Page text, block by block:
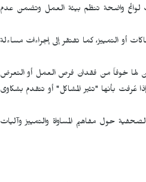
لوائح واضحة تنظم بيئة العمل وتضمن عدم
أو التمييز، كما تفتقر إلى إجراءات مساءلة
لها خوفاً من فقدان فرص العمل أو التعرض
عُرفت بأنها "تثير المشاكل" أو تتقدم بشكاوى
حول مفاهيم المساواة والتمييز وآليات